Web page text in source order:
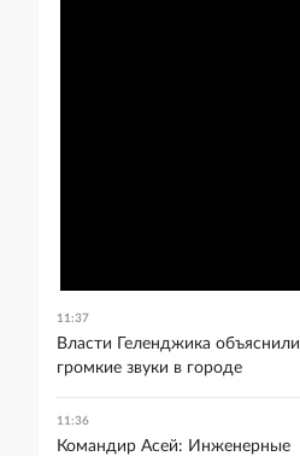
11:37
Власти Геленджика объяснили
громкие звуки в городе
11:36
Командир Асей: Инженерные